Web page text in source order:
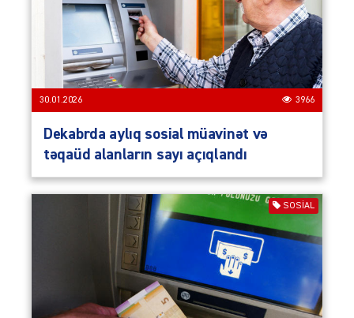
30.01.2026 3966
Dekabrda aylıq sosial müavinət və
təqaüd alanların sayı açıqlandı
SOSIAL